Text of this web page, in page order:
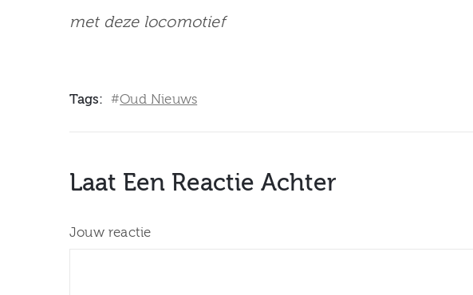
met deze locomotief
Tags: #Oud Nieuws
Laat Een Reactie Achter
Jouw reactie